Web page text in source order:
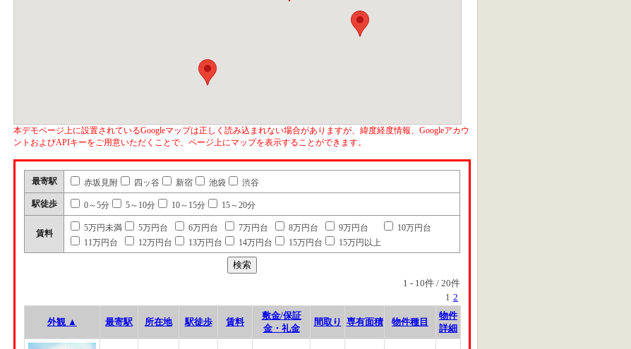
本デモページ上に設置されているGoogleマップは正しく読み込まれない場合がありますが、緯度経度情報、Googleアカウ
ントおよびAPIキーをご用意いただくことで、ページ上にマップを表示することができます。
最寄駅 赤坂見附 四ッ谷 新宿 池袋 渋谷
駅徒歩 0～5分 5～10分 10～15分 15～20分
賃料
5万円未満 5万円台 6万円台 7万円台 8万円台 9万円台
10万円台
11万円台
12万円台 13万円台 14万円台 15万円台 15万円以上
1 - 10件 / 20件
1 2
外観 ▲ 最寄駅 所在地 駅徒歩 賃料
敷金/保証
金・礼金
間取り 専有面積 物件種目
物件
詳細